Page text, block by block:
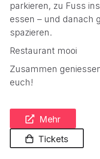
parkieren, zu Fuss
essen – und danach
spazieren.
Restaurant mooi
Zusammen
euch!
Mehr
Tickets